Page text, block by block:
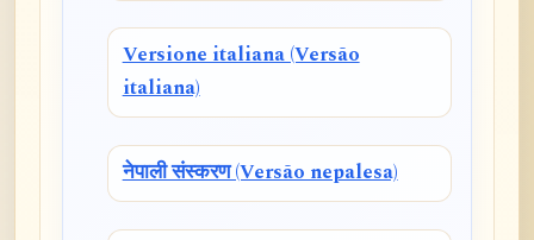
Versione italiana (Versão
italiana)
नेपाली संस्करण (Versão nepalesa)